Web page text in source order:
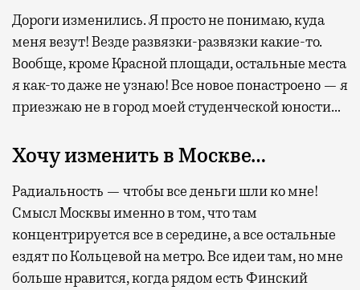
Дороги изменились. Я просто не понимаю, куда
меня везут! Везде развязки-развязки какие-то.
Вообще, кроме Красной площади, остальные места
я как-то даже не узнаю! Все новое понастроено — я
приезжаю не в город моей студенческой юности…
Хочу изменить в Москве…
Радиальность — чтобы все деньги шли ко мне!
Смысл Москвы именно в том, что там
концентрируется все в середине, а все остальные
ездят по Кольцевой на метро. Все идеи там, но мне
больше нравится, когда рядом есть Финский